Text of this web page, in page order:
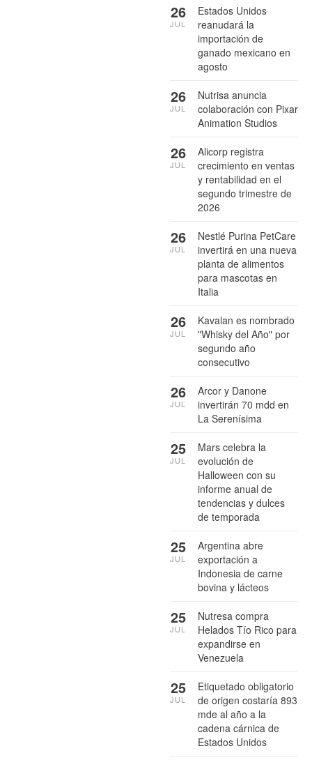
Estados Unidos
reanudará la
importación de
ganado mexicano en
agosto
26
JUL
Nutrisa anuncia
colaboración con Pixar
Animation Studios
26
JUL
Alicorp registra
crecimiento en ventas
y rentabilidad en el
segundo trimestre de
2026
26
JUL
Nestlé Purina PetCare
invertirá en una nueva
planta de alimentos
para mascotas en
Italia
26
JUL
Kavalan es nombrado
"Whisky del Año" por
segundo año
consecutivo
26
JUL
Arcor y Danone
invertirán 70 mdd en
La Serenísima
26
JUL
Mars celebra la
evolución de
Halloween con su
informe anual de
tendencias y dulces
de temporada
25
JUL
Argentina abre
exportación a
Indonesia de carne
bovina y lácteos
25
JUL
Nutresa compra
Helados Tío Rico para
expandirse en
Venezuela
25
JUL
Etiquetado obligatorio
de origen costaría 893
mde al año a la
cadena cárnica de
Estados Unidos
25
JUL